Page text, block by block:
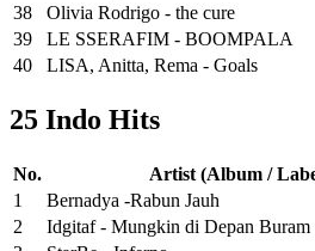
38
Olivia Rodrigo - the cure
39
LE SSERAFIM - BOOMPALA
40
LISA, Anitta, Rema - Goals
25 Indo Hits
No.
Artist (Album /
1
Bernadya -Rabun Jauh
2
Idgitaf - Mungkin di Depan Buram